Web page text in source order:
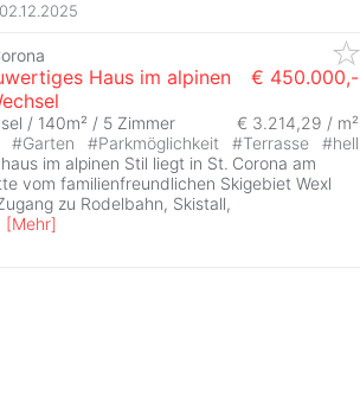
02.12.2025
Haus im alpinen
€ 450.000,-
/ 140m² / 5 Zimmer
€ 3.214,29 / m²
#Garten #Parkmöglichkeit #Terrasse #hell
im alpinen Stil liegt in St. Corona am
vom familienfreundlichen Skigebiet Wexl
zu Rodelbahn, Skistall,
[Mehr]